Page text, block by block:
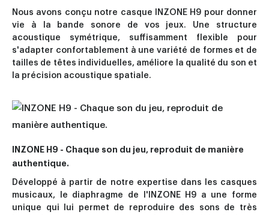
Nous avons conçu notre casque INZONE H9 pour donner
vie à la bande sonore de vos jeux. Une structure
acoustique symétrique, suffisamment flexible pour
s'adapter confortablement à une variété de formes et de
tailles de têtes individuelles, améliore la qualité du son et
la précision acoustique spatiale.
INZONE H9 - Chaque son du jeu, reproduit de manière
authentique.
Développé à partir de notre expertise dans les casques
musicaux, le diaphragme de l'INZONE H9 a une forme
unique qui lui permet de reproduire des sons de très